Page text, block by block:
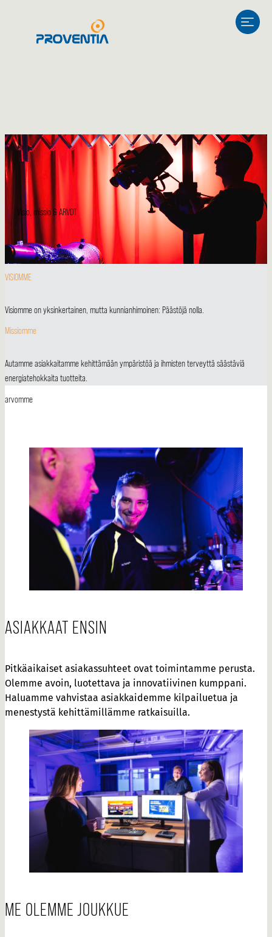
Visio, missio & ARVOT
VISIOMME
Visiomme on yksinkertainen, mutta kunnianhimoinen: Päästöjä nolla.
Missiomme
Autamme asiakkaitamme kehittämään ympäristöä ja ihmisten terveyttä säästäviä
energiatehokkaita tuotteita.
arvomme
ASIAKKAAT ENSIN
Pitkäaikaiset asiakassuhteet ovat toimintamme perusta.
Olemme avoin, luotettava ja innovatiivinen kumppani.
Haluamme vahvistaa asiakkaidemme kilpailuetua ja
menestystä kehittämillämme ratkaisuilla.
ME OLEMME JOUKKUE